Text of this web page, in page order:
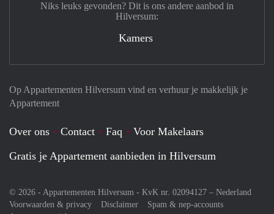
Op Appartementen Hilversum vind en verhuur je makkelijk je
Appartement
Over ons Contact Faq
Voor Makelaars
Gratis je Appartement aanbieden in Hilversum
© 2026 - Appartementen Hilversum - KvK nr. 02094127 – Nederland
Voorwaarden & privacy
Disclaimer
Spam & nep-accounts
Niks leuks gevonden? Dit is ons andere aanbod in
Hilversum:
Kamers